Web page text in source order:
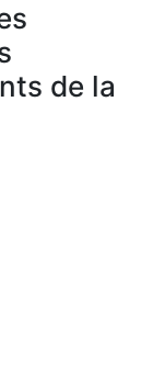
de la